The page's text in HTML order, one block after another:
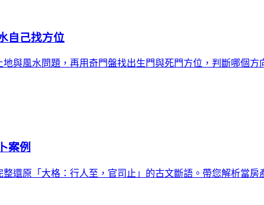
自己找方位
與風水問題，再用奇門盤找出生門與死門方位，判斷哪個方
案例
還原「大格：行人至，官司止」的古文斷語。帶您解析當